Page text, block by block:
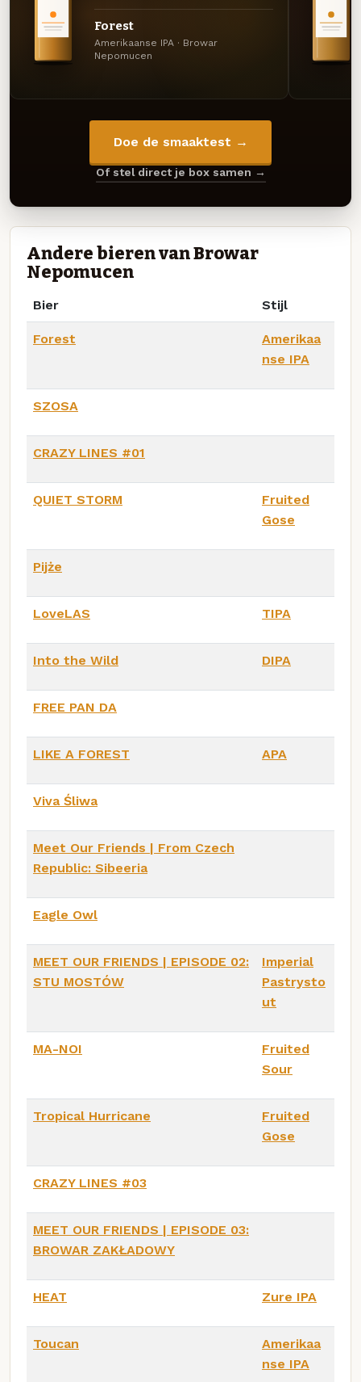
Forest
Amerikaanse IPA · Browar
Nepomucen
Doe de smaaktest →
Of stel direct je box samen →
Andere bieren van Browar
Nepomucen
Bier Stijl
Forest
Amerikaa
nse IPA
SZOSA
CRAZY LINES #01
QUIET STORM
Fruited
Gose
Pijże
LoveLAS TIPA
Into the Wild DIPA
FREE PAN DA
LIKE A FOREST APA
Viva Śliwa
Meet Our Friends | From Czech
Republic: Sibeeria
Eagle Owl
MEET OUR FRIENDS | EPISODE 02:
STU MOSTÓW
Imperial
Pastrysto
ut
MA-NOI
Fruited
Sour
Tropical Hurricane
Fruited
Gose
CRAZY LINES #03
MEET OUR FRIENDS | EPISODE 03:
BROWAR ZAKŁADOWY
HEAT Zure IPA
Toucan
Amerikaa
nse IPA